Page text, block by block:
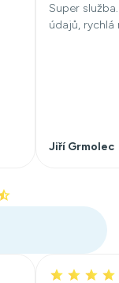
Super
údajů, rychlá
Jiří Grmolec